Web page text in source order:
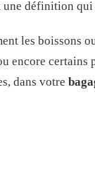
définition
les boissons
encore certains
dans votre